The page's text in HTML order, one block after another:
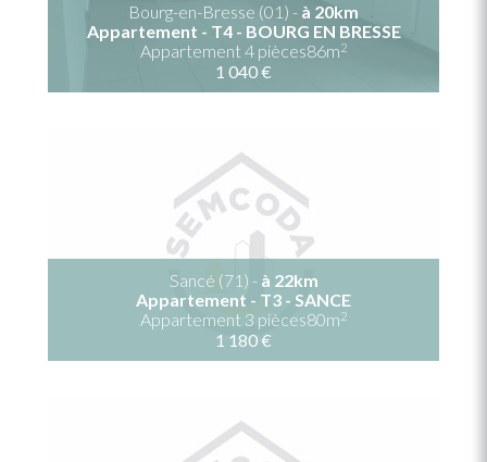
Bourg-en-Bresse (01) - à 20km
Appartement - T4 - BOURG EN BRESSE
Appartement 4 pièces86m2
1 040 €
Sancé (71) - à 22km
Appartement - T3 - SANCE
Appartement 3 pièces80m2
1 180 €